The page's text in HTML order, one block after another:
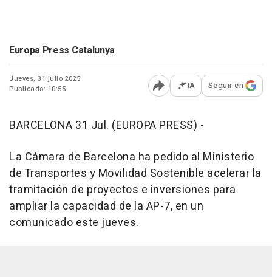
Europa Press Catalunya
Jueves, 31 julio 2025
Publicado: 10:55
Abrir opciones para
IA Seguir en
BARCELONA 31 Jul. (EUROPA PRESS) -
La Cámara de Barcelona ha pedido al Ministerio
de Transportes y Movilidad Sostenible acelerar la
tramitación de proyectos e inversiones para
ampliar la capacidad de la AP-7, en un
comunicado este jueves.